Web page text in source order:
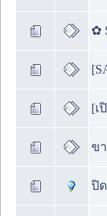
✿
[เ
ข
ปิ